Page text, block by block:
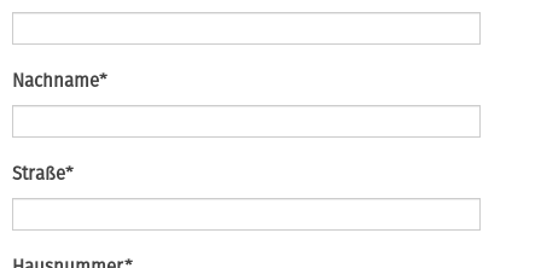
Pflichtfeld
Nachname*
Pflichtfeld
Straße*